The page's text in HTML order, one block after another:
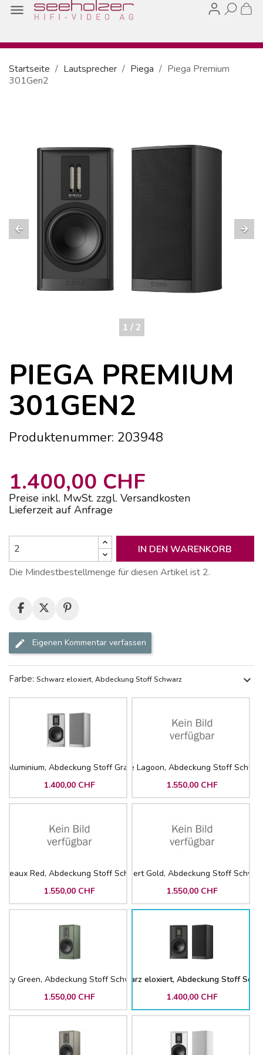

Startseite Lautsprecher Piega
Piega Premium
301Gen2
1 / 2
arrow_back arrow_forward
PIEGA PREMIUM
301GEN2
Produktenummer: 203948
1.400,00 CHF
Preise inkl. MwSt. zzgl. Versandkosten
Lieferzeit auf Anfrage
IN DEN WARENKORB
Die Mindestbestellmenge für diesen Artikel ist 2.
Eigenen Kommentar verfassen
Farbe: Schwarz eloxiert, Abdeckung Stoff Schwarz expand_more
Aluminium, Abdeckung Stoff Grau
1.400,00 CHF
Blue Lagoon, Abdeckung Stoff
1.550,00 CHF
Red, Abdeckung Stoff Schwarz
1.550,00 CHF
Desert Gold, Abdeckung Stoff
1.550,00 CHF
Green, Abdeckung Stoff Schwarz
1.550,00 CHF
Schwarz eloxiert, Abdeckung Stoff
1.400,00 CHF